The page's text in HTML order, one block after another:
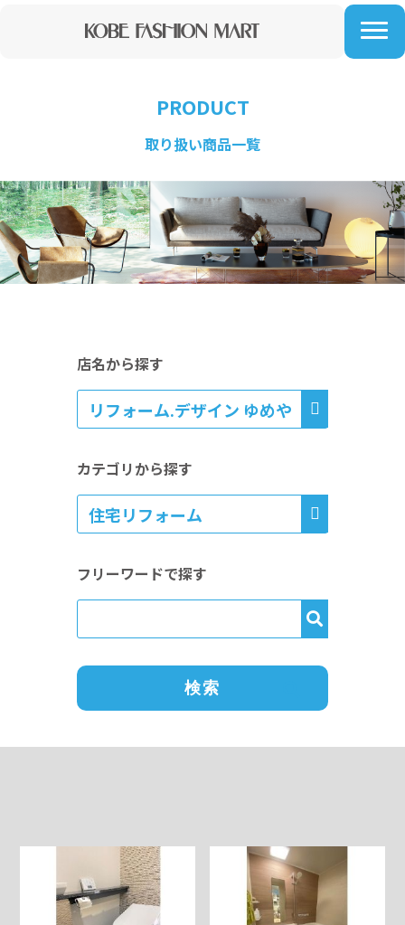
神戸で家具・インテリアを購入するなら、六甲アイランドにある【神戸ファッションマート】
PRODUCT
取り扱い商品一覧
店名から探す
カテゴリから探す
フリーワードで探す